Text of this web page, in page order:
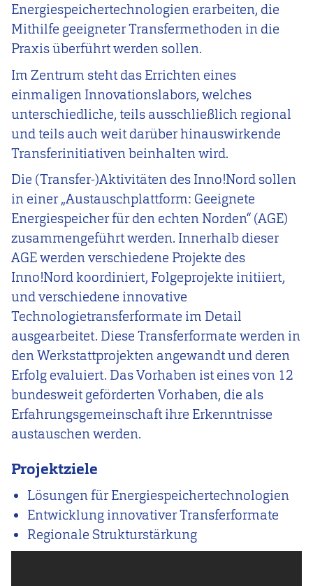
Energiespeichertechnologien erarbeiten, die
Mithilfe geeigneter Transfermethoden in die
Praxis überführt werden sollen.
Im Zentrum steht das Errichten eines
einmaligen Innovationslabors, welches
unterschiedliche, teils ausschließlich regional
und teils auch weit darüber hinauswirkende
Transferinitiativen beinhalten wird.
Die (Transfer-)Aktivitäten des Inno!Nord sollen
in einer „Austauschplattform: Geeignete
Energiespeicher für den echten Norden“ (AGE)
zusammengeführt werden. Innerhalb dieser
AGE werden verschiedene Projekte des
Inno!Nord koordiniert, Folgeprojekte initiiert,
und verschiedene innovative
Technologietransferformate im Detail
ausgearbeitet. Diese Transferformate werden in
den Werkstattprojekten angewandt und deren
Erfolg evaluiert. Das Vorhaben ist eines von 12
bundesweit geförderten Vorhaben, die als
Erfahrungsgemeinschaft ihre Erkenntnisse
austauschen werden.
Projektziele
Lösungen für Energiespeichertechnologien
Entwicklung innovativer Transferformate
Regionale Strukturstärkung